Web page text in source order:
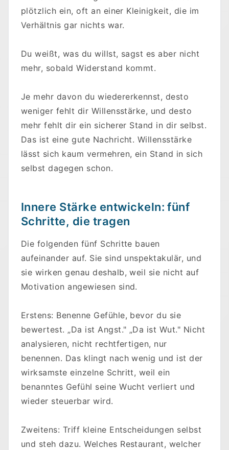
plötzlich ein, oft an einer Kleinigkeit, die im
Verhältnis gar nichts war.
Du weißt, was du willst, sagst es aber nicht
mehr, sobald Widerstand kommt.
Je mehr davon du wiedererkennst, desto
weniger fehlt dir Willensstärke, und desto
mehr fehlt dir ein sicherer Stand in dir selbst.
Das ist eine gute Nachricht. Willensstärke
lässt sich kaum vermehren, ein Stand in sich
selbst dagegen schon.
Innere Stärke entwickeln: fünf
Schritte, die tragen
Die folgenden fünf Schritte bauen
aufeinander auf. Sie sind unspektakulär, und
sie wirken genau deshalb, weil sie nicht auf
Motivation angewiesen sind.
Erstens: Benenne Gefühle, bevor du sie
bewertest. „Da ist Angst." „Da ist Wut." Nicht
analysieren, nicht rechtfertigen, nur
benennen. Das klingt nach wenig und ist der
wirksamste einzelne Schritt, weil ein
benanntes Gefühl seine Wucht verliert und
wieder steuerbar wird.
Zweitens: Triff kleine Entscheidungen selbst
und steh dazu. Welches Restaurant, welcher